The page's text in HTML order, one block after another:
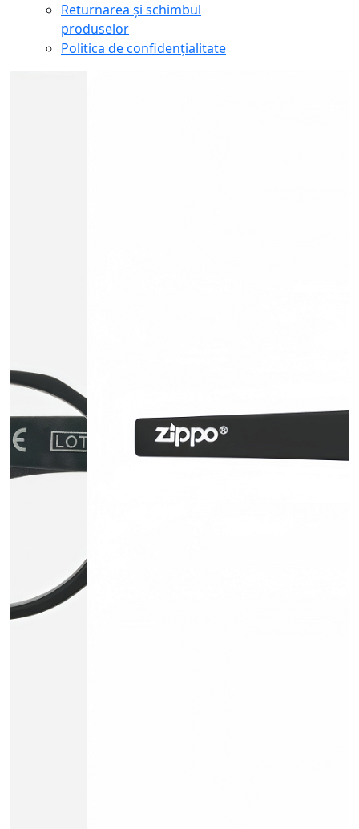
Returnarea și schimbul
produselor
Politica de confidențialitate